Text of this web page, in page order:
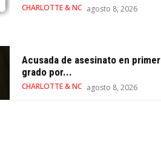
CHARLOTTE & NC agosto 8, 2026
Acusada de asesinato en primer
grado por...
CHARLOTTE & NC agosto 8, 2026